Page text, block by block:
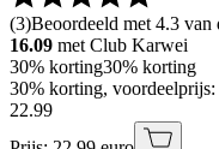
(3)Beoordeeld met 4.3 van
16.09 met Club Karwei
30% korting30% korting
30% korting,
22.99